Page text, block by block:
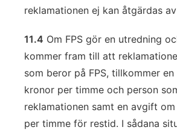
reklamationen ej kan åtgärdas av
11.4 Om FPS gör en utredning
kommer fram till att
som beror på FPS, tillkommer
kronor per timme och person
reklamationen samt en avgift
per timme för restid. I sådana